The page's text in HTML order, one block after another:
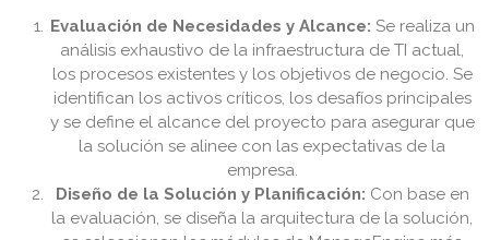
Evaluación de Necesidades y Alcance: Se realiza un
análisis exhaustivo de la infraestructura de TI actual,
los procesos existentes y los objetivos de negocio. Se
identifican los activos críticos, los desafíos principales
y se define el alcance del proyecto para asegurar que
la solución se alinee con las expectativas de la
empresa.
Diseño de la Solución y Planificación: Con base en
la evaluación, se diseña la arquitectura de la solución,